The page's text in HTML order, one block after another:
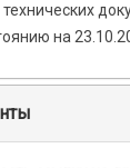
на